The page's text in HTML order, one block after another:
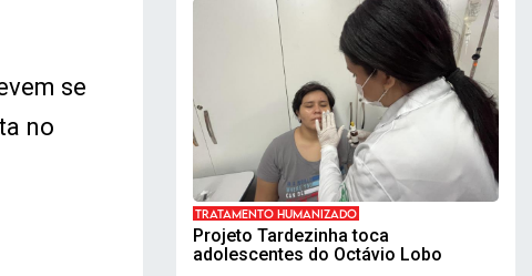
se
no
TRATAMENTO HUMANIZADO
Projeto Tardezinha toca
adolescentes do Octávio Lobo